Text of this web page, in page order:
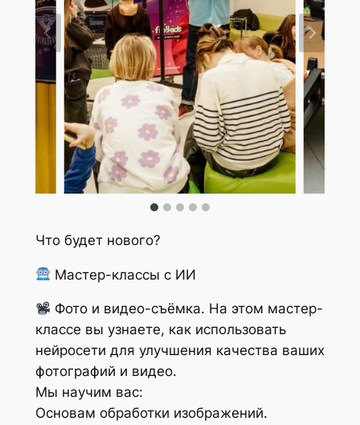
Что будет нового?
Мастер-классы с ИИ
Фото и видео-съёмка. На этом мастер-
классе вы узнаете, как использовать
нейросети для улучшения качества ваших
фотографий и видео.
Мы научим вас:
Основам обработки изображений.